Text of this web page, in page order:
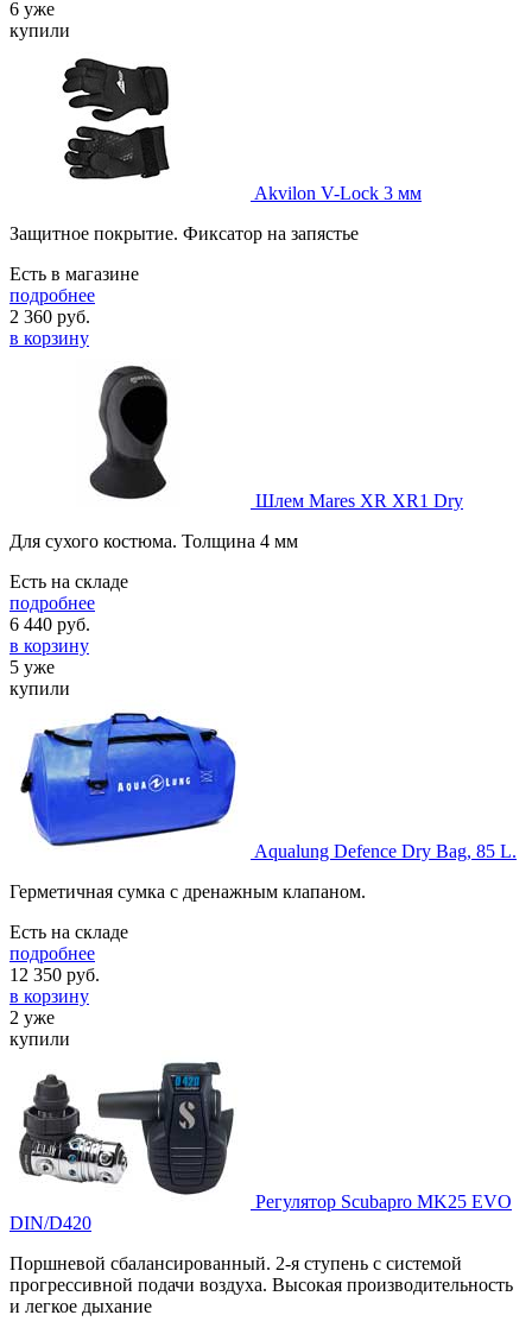
6 уже
купили
Akvilon V-Lock 3 мм
Защитное покрытие. Фиксатор на запястье
Есть в магазине
подробнее
2 360 руб.
в корзину
Шлем Mares XR XR1 Dry
Для сухого костюма. Толщина 4 мм
Есть на складе
подробнее
6 440 руб.
в корзину
5 уже
купили
Aqualung Defence Dry Bag, 85 L.
Герметичная сумка с дренажным клапаном.
Есть на складе
подробнее
12 350 руб.
в корзину
2 уже
купили
Регулятор Scubapro MK25 EVO
DIN/D420
Поршневой сбалансированный. 2-я ступень с системой
прогрессивной подачи воздуха. Высокая производительность
и легкое дыхание